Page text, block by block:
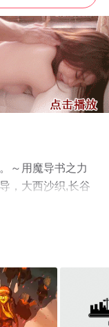
～用魔导书之力
，大西沙织,长谷
,阿座上洋平,水中
视，更多相关信